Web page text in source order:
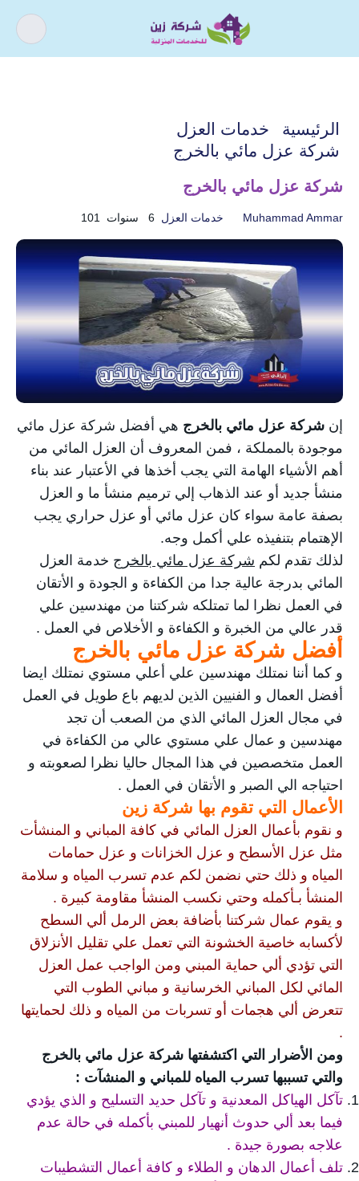
الرئيسية
خدمات العزل
شركة عزل مائي بالخرج
شركة عزل مائي بالخرج
Muhammad Ammar خدمات العزل 6 سنوات 101
إن شركة عزل مائي بالخرج هي أفضل شركة عزل مائي
موجودة بالمملكة ، فمن المعروف أن العزل المائي من
أهم الأشياء الهامة التي يجب أخذها في الأعتبار عند بناء
منشأ جديد أو عند الذهاب إلي ترميم منشأ ما و العزل
بصفة عامة سواء كان عزل مائي أو عزل حراري يجب
الإهتمام بتنفيذه علي أكمل وجه.
لذلك تقدم لكم شركة عزل مائي بالخرج خدمة العزل
المائي بدرجة عالية جدا من الكفاءة و الجودة و الأتقان
في العمل نظرا لما تمتلكه شركتنا من مهندسين علي
قدر عالي من الخبرة و الكفاءة و الأخلاص في العمل .
أفضل شركة عزل مائي بالخرج
و كما أننا نمتلك مهندسين علي أعلي مستوي نمتلك ايضا
أفضل العمال و الفنيين الذين لديهم باع طويل في العمل
في مجال العزل المائي الذي من الصعب أن تجد
مهندسين و عمال علي مستوي عالي من الكفاءة في
العمل متخصصين في هذا المجال حاليا نظرا لصعوبته و
احتياجه الي الصبر و الأتقان في العمل .
الأعمال التي تقوم بها شركة زين
و نقوم بأعمال العزل المائي في كافة المباني و المنشأت
مثل عزل الأسطح و عزل الخزانات و عزل حمامات
المياه و ذلك حتي نضمن لكم عدم تسرب المياه و سلامة
المنشأ بـأكمله وحتي نكسب المنشأ مقاومة كبيرة .
و يقوم عمال شركتنا بأضافة بعض الرمل ألي السطح
لأكسابه خاصية الخشونة التي تعمل علي تقليل الأنزلاق
التي تؤدي ألي حماية المبني ومن الواجب عمل العزل
المائي لكل المباني الخرسانية و مباني الطوب التي
تتعرض ألي هجمات أو تسربات من المياه و ذلك لحمايتها
.
ومن الأضرار التي اكتشفتها شركة عزل مائي بالخرج
والتي تسببها تسرب المياه للمباني و المنشآت :
تآكل الهياكل المعدنية و تآكل حديد التسليح و الذي يؤدي
فيما بعد ألي حدوث أنهيار للمبني بأكمله في حالة عدم
علاجه بصورة جيدة .
تلف أعمال الدهان و الطلاء و كافة أعمال التشطيبات
كيف يمكننى مساعدتك ؟
اذا كنت تبحث عن افضل شركة خدمات
منزلية و عروض شركات التنظيف فقد وصلت
الى المكان الصحيح.
أسباب و حل ارتفاع فواتير
المياه
تسليك المجاري
خدمات الأثاث خدمات التنظيف
خدمات الصيانة خدمات العزل
خدمة شحن السيارات كشف تسربات المياه
مكافحة الحشرات